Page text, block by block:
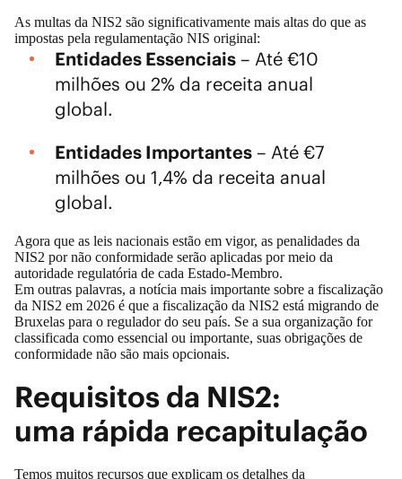
As multas da NIS2 são significativamente mais altas do que as
impostas pela regulamentação NIS original:
Entidades Essenciais– Até €10
milhões ou 2% da receita anual
global.
Entidades Importantes– Até €7
milhões ou 1,4% da receita anual
global.
Agora que as leis nacionais estão em vigor, as penalidades da
NIS2 por não conformidade serão aplicadas por meio da
autoridade regulatória de cada Estado-Membro.
Em outras palavras, a notícia mais importante sobre a fiscalização
da NIS2 em 2026 é que a fiscalização da NIS2 está migrando de
Bruxelas para o regulador do seu país. Se a sua organização for
classificada como essencial ou importante, suas obrigações de
conformidade não são mais opcionais.
Requisitos da NIS2:
uma rápida recapitulação
Temos muitos recursos que explicam os detalhes da